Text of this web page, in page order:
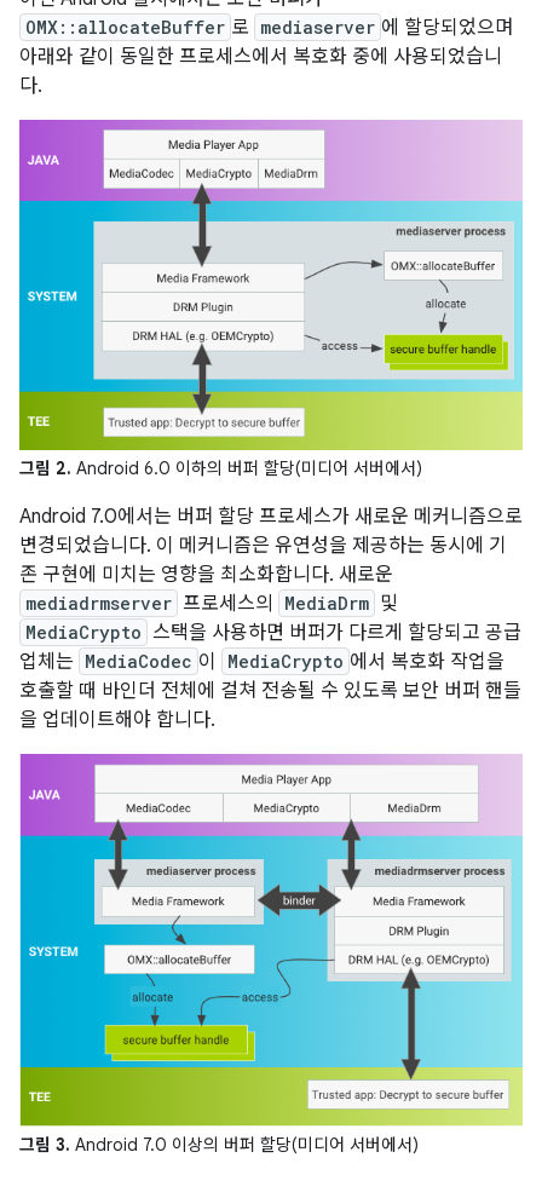
OMX::allocateBuffer 로 mediaserver 에 할당되었으며
아래와 같이 동일한 프로세스에서 복호화 중에 사용되었습니
다.
그림 2. Android 6.0 이하의 버퍼 할당(미디어 서버에서)
Android 7.0에서는 버퍼 할당 프로세스가 새로운 메커니즘으로
변경되었습니다. 이 메커니즘은 유연성을 제공하는 동시에 기
존 구현에 미치는 영향을 최소화합니다. 새로운
mediadrmserver 프로세스의 MediaDrm 및
MediaCrypto 스택을 사용하면 버퍼가 다르게 할당되고 공급
업체는 MediaCodec 이 MediaCrypto 에서 복호화 작업을
호출할 때 바인더 전체에 걸쳐 전송될 수 있도록 보안 버퍼 핸들
을 업데이트해야 합니다.
그림 3. Android 7.0 이상의 버퍼 할당(미디어 서버에서)